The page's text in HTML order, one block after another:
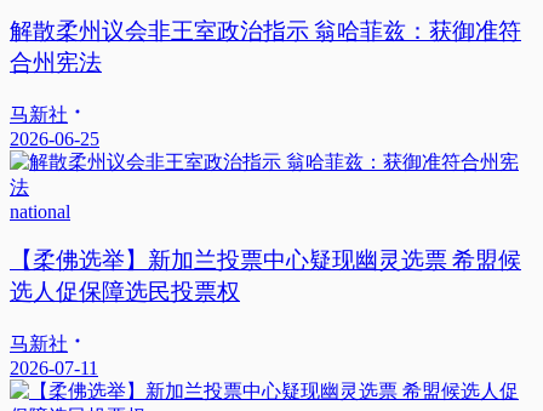
解散柔州议会非王室政治指示 翁哈菲兹：获御准符
合州宪法
马新社
2026-06-25
national
【柔佛选举】新加兰投票中心疑现幽灵选票 希盟候
选人促保障选民投票权
马新社
2026-07-11